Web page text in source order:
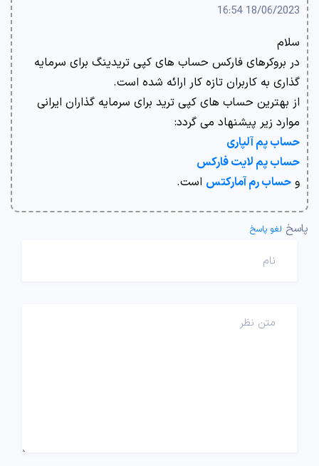
18/06/2023 16:54
سلام
در بروکرهای فارکس حساب های کپی تریدینگ برای سرمایه
گذاری به کاربران تازه کار ارائه شده است.
از بهترین حساب های کپی ترید برای سرمایه گذاران ایرانی
موارد زیر پیشنهاد می گردد:
حساب پم آلپاری
حساب پم لایت فارکس
و حساب رم آمارکتس است.
پاسخ لغو پاسخ